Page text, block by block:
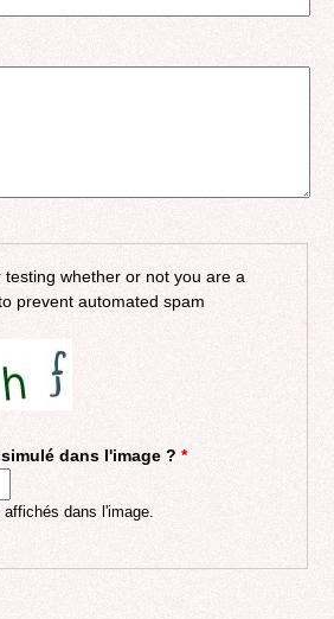
whether or not you are a
prevent automated spam
dans l'image ? *
dans l'image.